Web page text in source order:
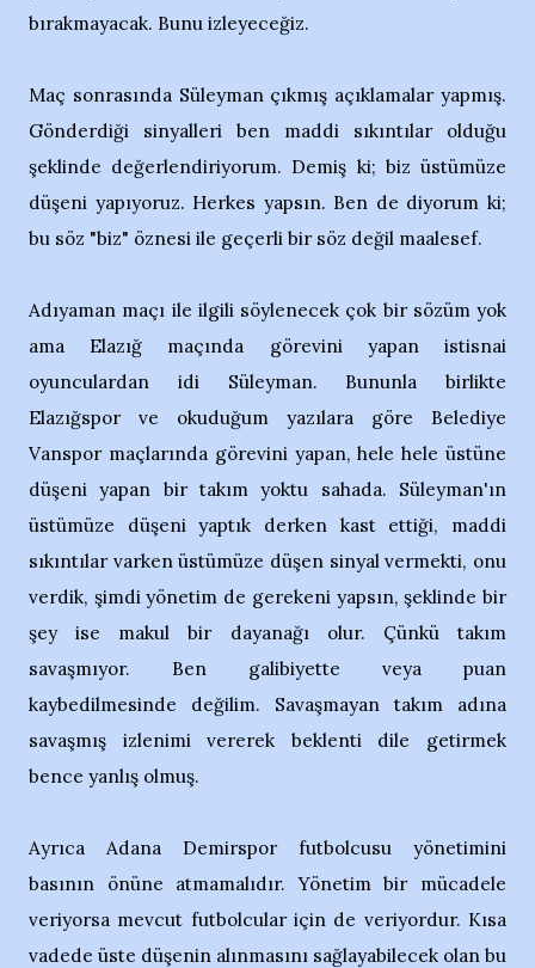
bırakmayacak. Bunu izleyeceğiz.
Maç sonrasında Süleyman çıkmış açıklamalar yapmış.
Gönderdiği sinyalleri ben maddi sıkıntılar olduğu
şeklinde değerlendiriyorum. Demiş ki; biz üstümüze
düşeni yapıyoruz. Herkes yapsın. Ben de diyorum ki;
bu söz "biz" öznesi ile geçerli bir söz değil maalesef.
Adıyaman maçı ile ilgili söylenecek çok bir sözüm yok
ama Elazığ maçında görevini yapan istisnai
oyunculardan idi Süleyman. Bununla birlikte
Elazığspor ve okuduğum yazılara göre Belediye
Vanspor maçlarında görevini yapan, hele hele üstüne
düşeni yapan bir takım yoktu sahada. Süleyman'ın
üstümüze düşeni yaptık derken kast ettiği, maddi
sıkıntılar varken üstümüze düşen sinyal vermekti, onu
verdik, şimdi yönetim de gerekeni yapsın, şeklinde bir
şey ise makul bir dayanağı olur. Çünkü takım
savaşmıyor. Ben galibiyette veya puan
kaybedilmesinde değilim. Savaşmayan takım adına
savaşmış izlenimi vererek beklenti dile getirmek
bence yanlış olmuş.
Ayrıca Adana Demirspor futbolcusu yönetimini
basının önüne atmamalıdır. Yönetim bir mücadele
veriyorsa mevcut futbolcular için de veriyordur. Kısa
vadede üste düşenin alınmasını sağlayabilecek olan bu